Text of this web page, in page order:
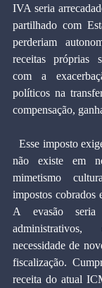
IVA seria
partilhado com
perderiam
receitas próprias
com a
políticos na
compensação,
não existe em
mimetismo
impostos cobrados
A evasão
necessidade de
fiscalização.
receita do atual